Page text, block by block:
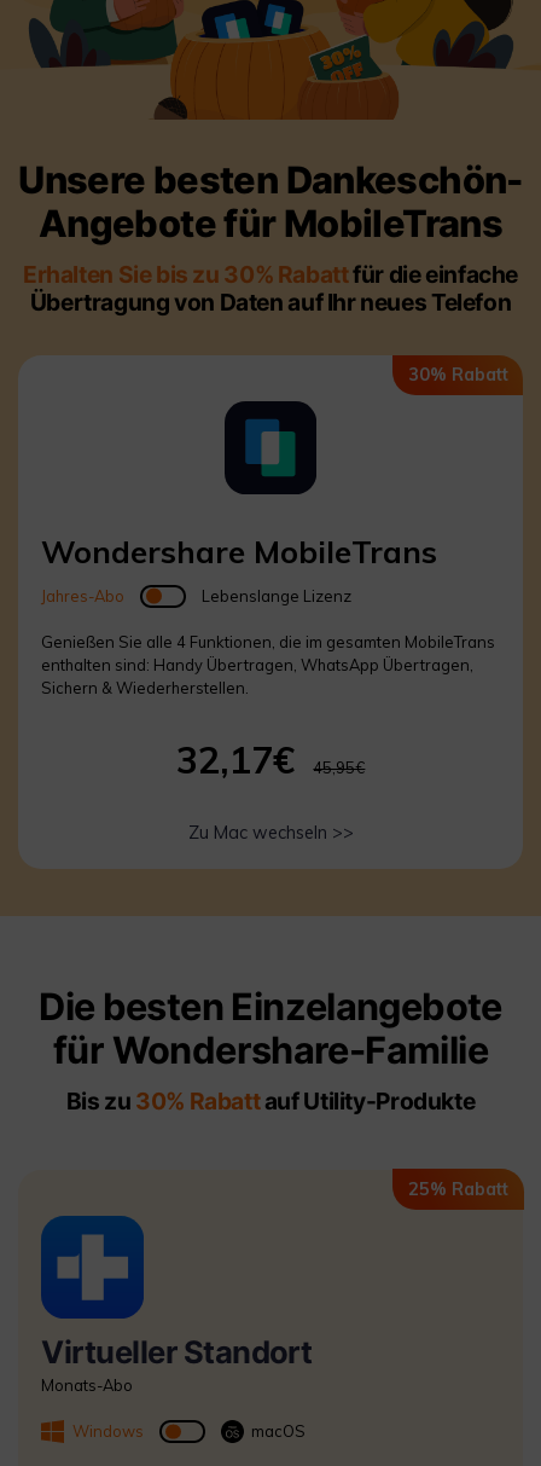
WEITERE THEMEN ERKUNDEN
Preise für die App
Geschäftsplan
Lernen
Suche
Herunterladen
Unsere besten Dankeschön-
Angebote für MobileTrans
Erhalten Sie bis zu 30% Rabattfür die einfache
Übertragung von Daten auf Ihr neues Telefon
30% Rabatt
Wondershare MobileTrans
Jahres-Abo Lebenslange Lizenz
Genießen Sie alle 4 Funktionen, die im gesamten MobileTrans
enthalten sind: Handy Übertragen, WhatsApp Übertragen,
Sichern & Wiederherstellen.
32,17€ 45,95€
Zu Mac wechseln >>
Die besten Einzelangebote
für Wondershare-Familie
Bis zu 30% Rabattauf Utility-Produkte
25% Rabatt
Virtueller Standort
Monats-Abo
Windows macOS